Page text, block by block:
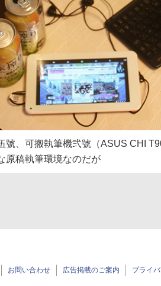
號、可搬執筆機弐號（ASUS CHI
原稿執筆環境なのだが
お問い合わせ 広告掲載のご案内 プライ